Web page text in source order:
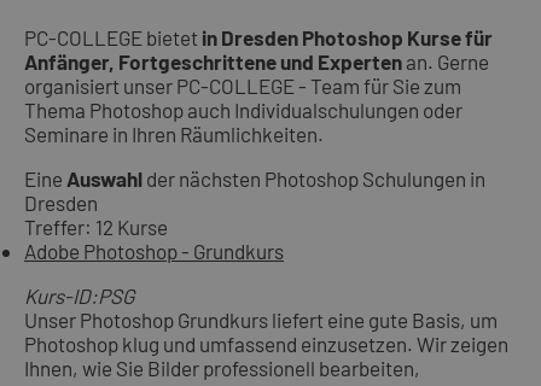
PC-COLLEGE bietet in Dresden Photoshop Kurse für
Anfänger, Fortgeschrittene und Experten an. Gerne
organisiert unser PC-COLLEGE - Team für Sie zum
Thema Photoshop auch Individualschulungen oder
Seminare in Ihren Räumlichkeiten.
Eine Auswahl der nächsten Photoshop Schulungen in
Dresden
Treffer: 12 Kurse
Adobe Photoshop - Grundkurs
Kurs-ID:PSG
Unser Photoshop Grundkurs liefert eine gute Basis, um
Photoshop klug und umfassend einzusetzen. Wir zeigen
Ihnen, wie Sie Bilder professionell bearbeiten,